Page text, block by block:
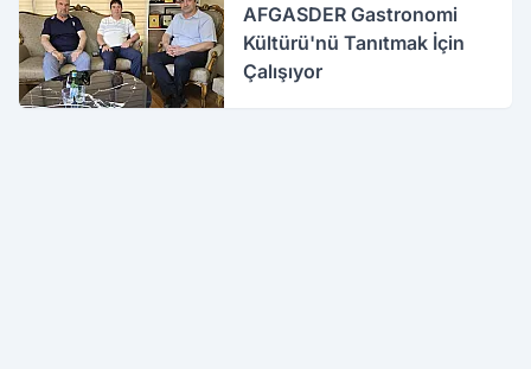
AFGASDER Gastronomi
Kültürü'nü Tanıtmak İçin
Çalışıyor